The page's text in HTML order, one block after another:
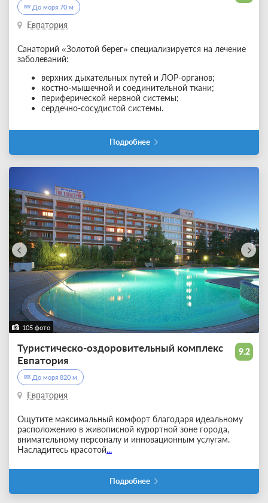
До моря 70 м
Евпатория
Санаторий «Золотой берег» специализируется на лечение
заболеваний:
верхних дыхательных путей и ЛОР-органов;
костно-мышечной и соединительной ткани;
периферической нервной системы;
сердечно-сосудистой системы.
Подробнее
105 фото
9.2
Туристическо-оздоровительный комплекс
Евпатория
До моря 820 м
Евпатория
Ощутите максимальный комфорт благодаря идеальному
расположению в живописной курортной зоне города,
внимательному персоналу и инновационным услугам.
Насладитесь красотой...
Подробнее